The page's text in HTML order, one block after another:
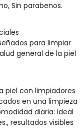
Sin parabenos.
para limpiar
general de la piel
piel con limpiadores
en una limpieza
diaria: ideal
resultados visibles